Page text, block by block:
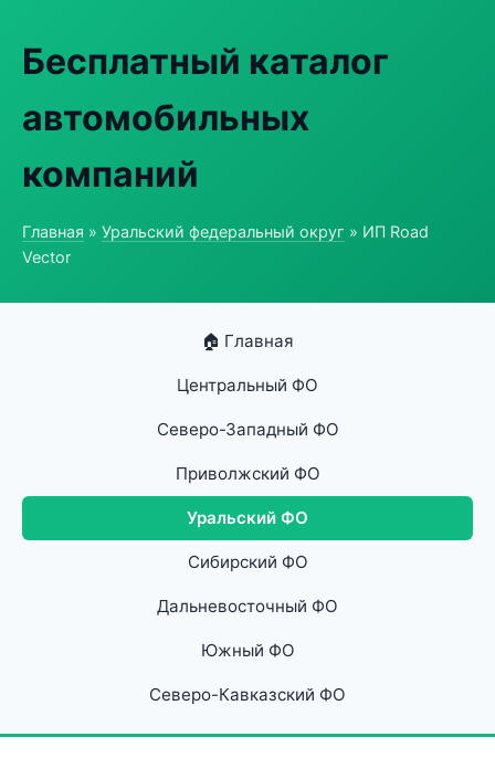
Бесплатный каталог
автомобильных
компаний
Главная » Уральский федеральный округ » ИП Road
Vector
🏠 Главная
Центральный ФО
Северо-Западный ФО
Приволжский ФО
Уральский ФО
Сибирский ФО
Дальневосточный ФО
Южный ФО
Северо-Кавказский ФО